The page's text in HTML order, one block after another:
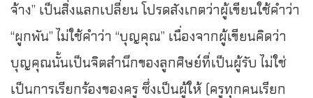
จ้าง” เป็นสิ่งแลกเปลี่ยน โปรดสังเกตว่าผู้เขียนใช้คำว่า
“ผูกพัน” ไม่ใช้คำว่า “บุญคุณ” เนื่องจากผู้เขียนคิดว่า
บุญคุณนั้นเป็นจิตสำนึกของลูกศิษย์ที่เป็นผู้รับ ไม่ใช่
เป็นการเรียกร้องของครู ซึ่งเป็นผู้ให้ (ครูทุกคนเรียก